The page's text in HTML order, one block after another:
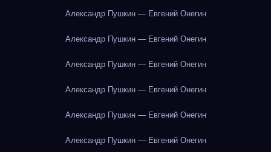
Александр Пушкин — Евгений Онегин
Александр Пушкин — Евгений Онегин
Александр Пушкин — Евгений Онегин
Александр Пушкин — Евгений Онегин
Александр Пушкин — Евгений Онегин
Александр Пушкин — Евгений Онегин